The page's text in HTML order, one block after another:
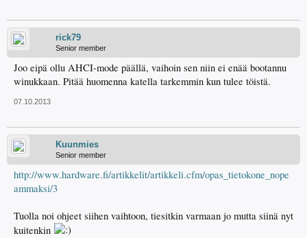
rick79
Senior member
Joo eipä ollu AHCI-mode päällä, vaihoin sen niin ei enää bootannu
winukkaan. Pitää huomenna katella tarkemmin kun tulee töistä.
07.10.2013
Kuunmies
Senior member
http://www.hardware.fi/artikkelit/artikkeli.cfm/opas_tietokone_nope
ammaksi/3
Tuolla noi ohjeet siihen vaihtoon, tiesitkin varmaan jo mutta siinä nyt
kuitenkin